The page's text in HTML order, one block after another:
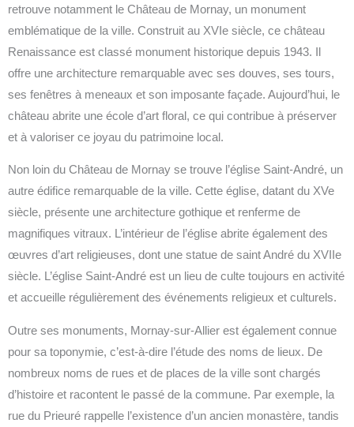
retrouve notamment le Château de Mornay, un monument
emblématique de la ville. Construit au XVIe siècle, ce château
Renaissance est classé monument historique depuis 1943. Il
offre une architecture remarquable avec ses douves, ses tours,
ses fenêtres à meneaux et son imposante façade. Aujourd’hui, le
château abrite une école d’art floral, ce qui contribue à préserver
et à valoriser ce joyau du patrimoine local.
Non loin du Château de Mornay se trouve l’église Saint-André, un
autre édifice remarquable de la ville. Cette église, datant du XVe
siècle, présente une architecture gothique et renferme de
magnifiques vitraux. L’intérieur de l’église abrite également des
œuvres d’art religieuses, dont une statue de saint André du XVIIe
siècle. L’église Saint-André est un lieu de culte toujours en activité
et accueille régulièrement des événements religieux et culturels.
Outre ses monuments, Mornay-sur-Allier est également connue
pour sa toponymie, c’est-à-dire l’étude des noms de lieux. De
nombreux noms de rues et de places de la ville sont chargés
d’histoire et racontent le passé de la commune. Par exemple, la
rue du Prieuré rappelle l’existence d’un ancien monastère, tandis